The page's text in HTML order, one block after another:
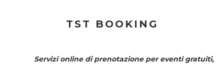
TST BOOKING
Servizi online di prenotazione per eventi gratuiti,